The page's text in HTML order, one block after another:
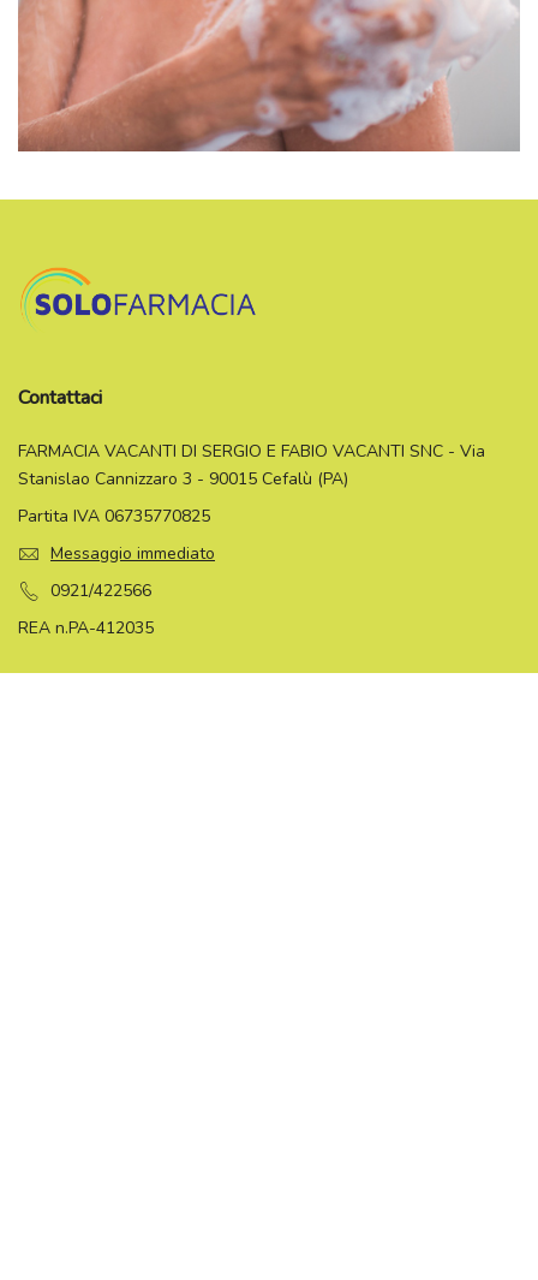
Contattaci
FARMACIA VACANTI DI SERGIO E FABIO VACANTI SNC - Via
Stanislao Cannizzaro 3 - 90015 Cefalù (PA)
Partita IVA 06735770825
Messaggio immediato
0921/422566
REA n.PA-412035